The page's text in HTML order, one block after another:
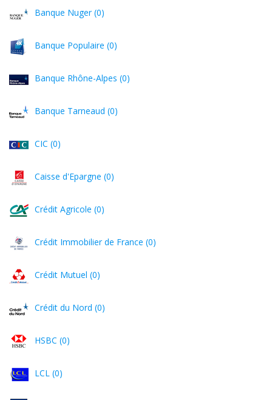
Banque Nuger (0)
Banque Populaire (0)
Banque Rhône-Alpes (0)
Banque Tarneaud (0)
CIC (0)
Caisse d'Epargne (0)
Crédit Agricole (0)
Crédit Immobilier de France (0)
Crédit Mutuel (0)
Crédit du Nord (0)
HSBC (0)
LCL (0)